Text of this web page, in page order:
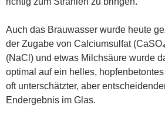
Auch das Brauwasser wurde heute
der Zugabe von Calciumsulfat
(NaCl) und etwas Milchsäure wurde
optimal auf ein helles,
oft unterschätzter, aber
Endergebnis im Glas.